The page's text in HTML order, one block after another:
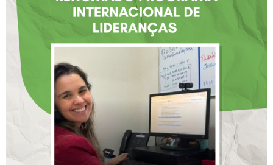
FISIOTERAPEUTA COM
ATUAÇÃO NA BAHIA É
SELECIONADA EM
RENOMADO PROGRAMA
INTERNACIONAL DE
LIDERANÇAS